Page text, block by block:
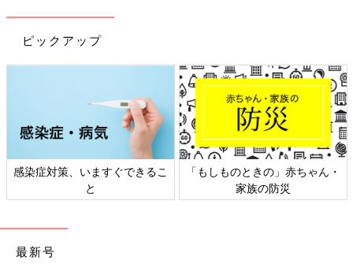
ピックアップ
感染症対策、いますぐできるこ
と
「もしものときの」赤ちゃん・
家族の防災
最新号